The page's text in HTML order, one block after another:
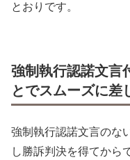
とおりです。
強制執行認諾文言
とでスムーズに差
強制執行認諾文言のな
し勝訴判決を得てから